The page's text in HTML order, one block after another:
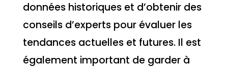
données historiques et d’obtenir des
conseils d’experts pour évaluer les
tendances actuelles et futures. Il est
également important de garder à